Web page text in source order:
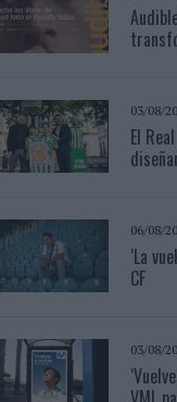
03/08/
El
06/08/
‘La
CF
03/08/